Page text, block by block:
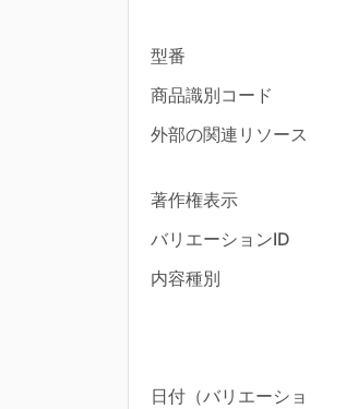
型番
商品識別コード
外部の関連リソース
著作権表示
バリエーションID
内容種別
日付（バリエーショ